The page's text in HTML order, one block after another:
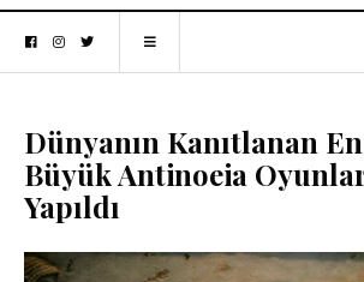
Dünyanın Kanıtlanan
Büyük Antinoeia
Yapıldı